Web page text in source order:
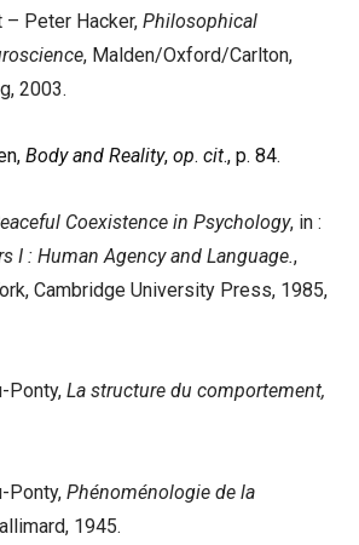
Peter Hacker, Philosophical
, Malden/Oxford/Carlton,
2003.
Body and Reality, op. cit., p. 84.
Coexistence in Psychology, in :
I : Human Agency and Language.,
Cambridge University Press, 1985,
Ponty, La structure du comportement,
Ponty, Phénoménologie de la
1945.